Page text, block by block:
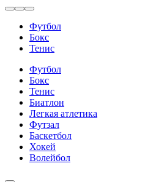
Футбол
Бокс
Тенис
Футбол
Бокс
Тенис
Биатлон
Легкая атлетика
Футзал
Баскетбол
Хокей
Волейбол